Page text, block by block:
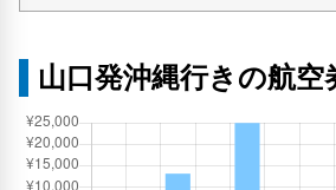
山口発沖縄行きの航空